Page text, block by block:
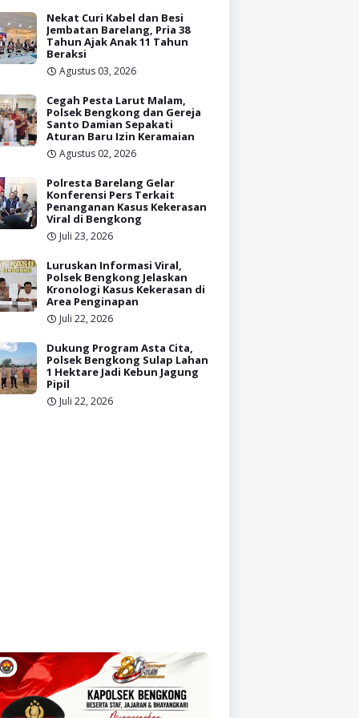
Nekat Curi Kabel dan Besi
Jembatan Barelang, Pria 38
Tahun Ajak Anak 11 Tahun
Beraksi
Agustus 03, 2026
Cegah Pesta Larut Malam,
Polsek Bengkong dan Gereja
Santo Damian Sepakati
Aturan Baru Izin Keramaian
Agustus 02, 2026
Polresta Barelang Gelar
Konferensi Pers Terkait
Penanganan Kasus Kekerasan
Viral di Bengkong
Juli 23, 2026
Luruskan Informasi Viral,
Polsek Bengkong Jelaskan
Kronologi Kasus Kekerasan di
Area Penginapan
Juli 22, 2026
Dukung Program Asta Cita,
Polsek Bengkong Sulap Lahan
1 Hektare Jadi Kebun Jagung
Pipil
Juli 22, 2026